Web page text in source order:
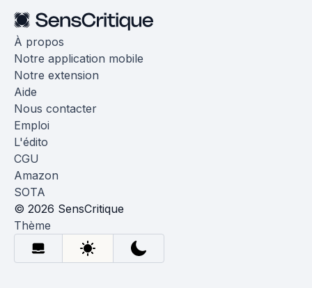
À propos
Notre application mobile
Notre extension
Aide
Nous contacter
Emploi
L'édito
CGU
Amazon
SOTA
© 2026 SensCritique
Thème